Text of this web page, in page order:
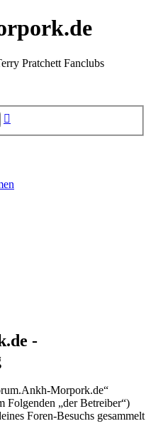
Pratchett Fanclubs
-
Morpork.de“
Folgenden „der Betreiber“)
Foren-Besuchs gesammelt